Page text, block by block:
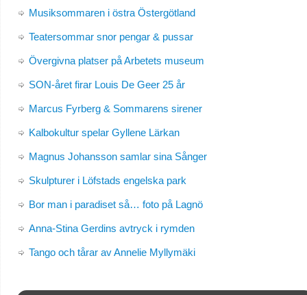
Musiksommaren i östra Östergötland
Teatersommar snor pengar & pussar
Övergivna platser på Arbetets museum
SON-året firar Louis De Geer 25 år
Marcus Fyrberg & Sommarens sirener
Kalbokultur spelar Gyllene Lärkan
Magnus Johansson samlar sina Sånger
Skulpturer i Löfstads engelska park
Bor man i paradiset så… foto på Lagnö
Anna-Stina Gerdins avtryck i rymden
Tango och tårar av Annelie Myllymäki